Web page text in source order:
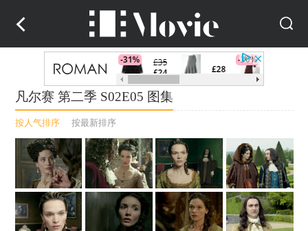
凡尔赛 第二季 S02E05 图集
按人气排序 按最新排序